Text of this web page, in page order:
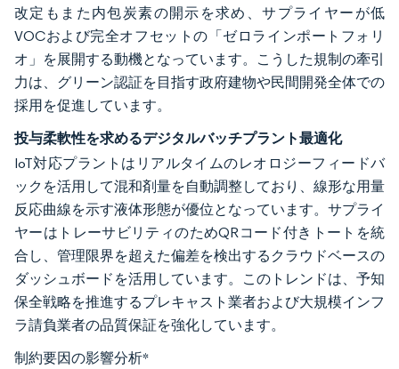
改定もまた内包炭素の開示を求め、サプライヤーが低
VOCおよび完全オフセットの「ゼロラインポートフォリ
オ」を展開する動機となっています。こうした規制の牽引
力は、グリーン認証を目指す政府建物や民間開発全体での
採用を促進しています。
投与柔軟性を求めるデジタルバッチプラント最適化
IoT対応プラントはリアルタイムのレオロジーフィードバ
ックを活用して混和剤量を自動調整しており、線形な用量
反応曲線を示す液体形態が優位となっています。サプライ
ヤーはトレーサビリティのためQRコード付きトートを統
合し、管理限界を超えた偏差を検出するクラウドベースの
ダッシュボードを活用しています。このトレンドは、予知
保全戦略を推進するプレキャスト業者および大規模インフ
ラ請負業者の品質保証を強化しています。
制約要因の影響分析*